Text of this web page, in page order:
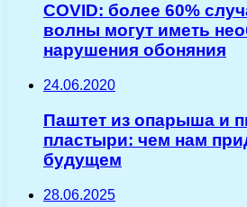
COVID: более 60%
волны могут иметь
нарушения обоняния
24.06.2020
Паштет из опарыша и
пластыри: чем нам
будущем
28.06.2025